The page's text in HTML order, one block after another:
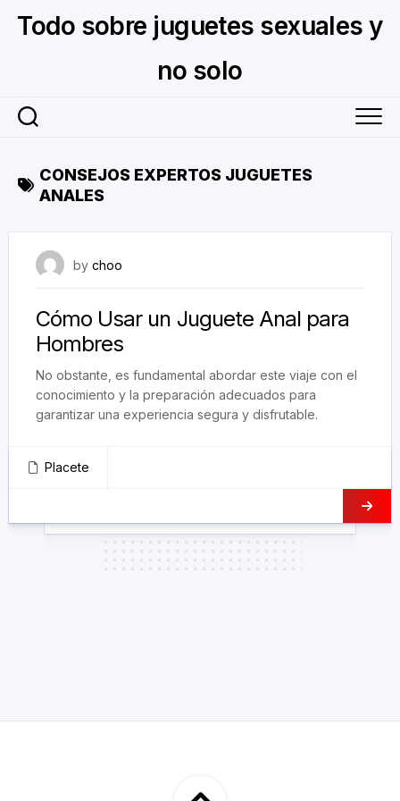
Todo sobre juguetes sexuales y
no solo
CONSEJOS EXPERTOS JUGUETES
ANALES
by choo
Cómo Usar un Juguete Anal para
Hombres
No obstante, es fundamental abordar este viaje con el
conocimiento y la preparación adecuados para
garantizar una experiencia segura y disfrutable.
Placete